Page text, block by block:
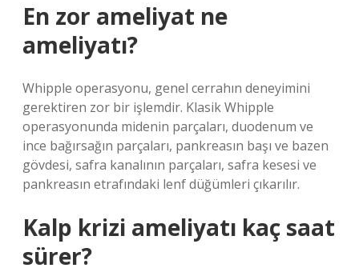
En zor ameliyat ne
ameliyatı?
Whipple operasyonu, genel cerrahın deneyimini
gerektiren zor bir işlemdir. Klasik Whipple
operasyonunda midenin parçaları, duodenum ve
ince bağırsağın parçaları, pankreasın başı ve bazen
gövdesi, safra kanalının parçaları, safra kesesi ve
pankreasın etrafındaki lenf düğümleri çıkarılır.
Kalp krizi ameliyatı kaç saat
sürer?